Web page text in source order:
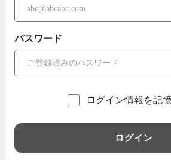
パスワード
ログイン情報を記
ログイン